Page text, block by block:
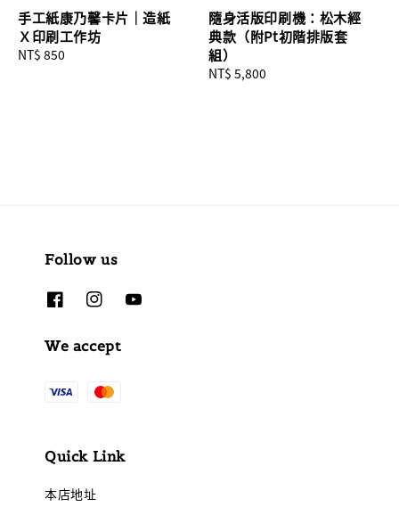
手工紙康乃馨卡片｜造紙
Ｘ印刷工作坊
Regular
NT$ 850
隨身活版印刷機：松木經
典款（附Pt初階排版套
組）
Regular
NT$ 5,800
Follow us
We accept
Quick Link
本店地址